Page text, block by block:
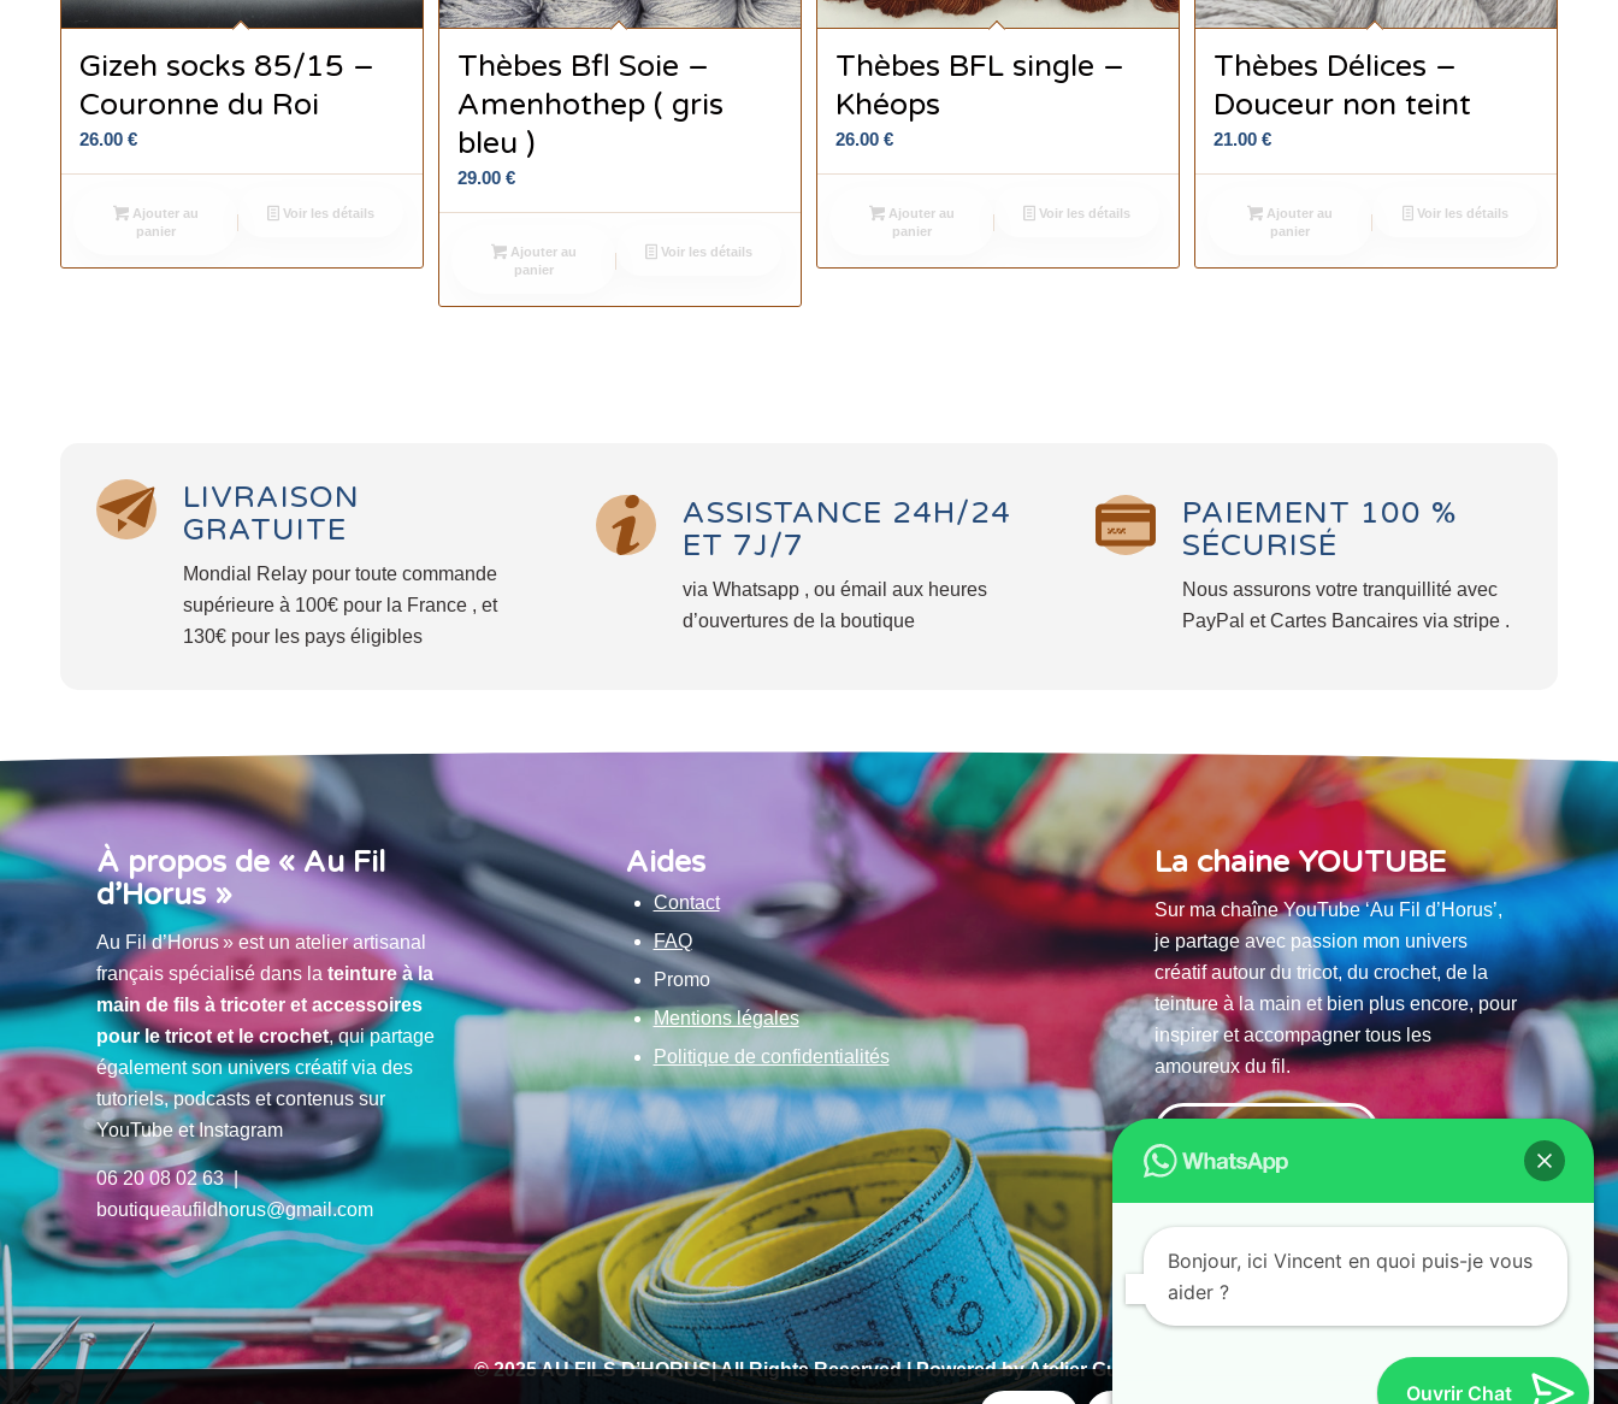
Gizeh socks 85/15 –
Couronne du Roi
26.00 €
Ajouter au
panier
Voir les détails
Thèbes Bfl Soie –
Amenhothep ( gris
bleu )
29.00€
Ajouter au
panier
Voir les détails
Thèbes BFL single –
Khéops
26.00€
Ajouter au
panier
Voir les détails
Thèbes Délices –
Douceur non teint
21.00€
Ajouter au
panier
Voir les détails
LIVRAISON
GRATUITE
Mondial Relay pour toute commande
supérieure à 100€ pour la France , et
130€ pour les pays éligibles
ASSISTANCE 24H/24
ET 7J/7
via Whatsapp , ou émail aux heures
d’ouvertures de la boutique
PAIEMENT 100 %
SÉCURISÉ
Nous assurons votre tranquillité avec
PayPal et Cartes Bancaires via stripe .
À propos de « Au Fil
d’Horus »
Au Fil d’Horus » est un atelier artisanal
français spécialisé dans la teinture à la
main de fils à tricoter et accessoires
pour le tricot et le crochet, qui partage
également son univers créatif via des
tutoriels, podcasts et contenus sur
YouTube et Instagram
06 20 08 02 63 |
boutiqueaufildhorus@gmail.com
Aides
Contact
FAQ
Promo
Mentions légales
Politique de confidentialités
La chaine YOUTUBE
Sur ma chaîne YouTube ‘Au Fil d’Horus’,
je partage avec passion mon univers
créatif autour du tricot, du crochet, de la
teinture à la main et bien plus encore, pour
inspirer et accompagner tous les
amoureux du fil.
© 2025 AU FILS D’HORUS| All Rights Reserved | Powered by Atelier Guias
Bonjour, ici Vincent en quoi puis-je vous
aider ?
Ouvrir Chat